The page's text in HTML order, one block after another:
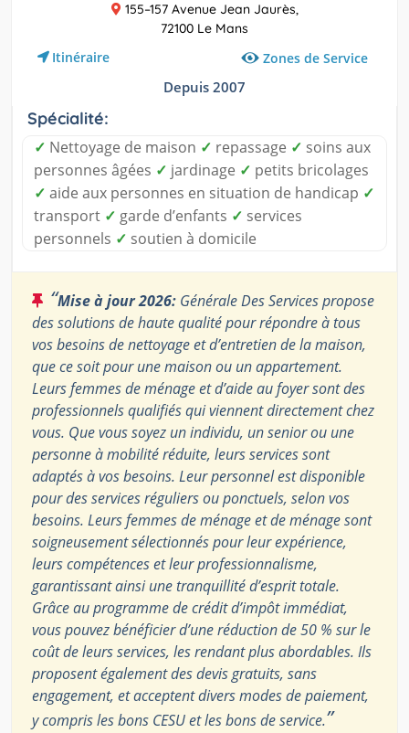
155–157 Avenue Jean Jaurès,
72100 Le Mans
Itinéraire Zones de Service
Depuis 2007
Spécialité:
✓ Nettoyage de maison ✓ repassage ✓ soins aux
personnes âgées ✓ jardinage ✓ petits bricolages
✓ aide aux personnes en situation de handicap ✓
transport ✓ garde d’enfants ✓ services
personnels ✓ soutien à domicile
“Mise à jour 2026: Générale Des Services propose
des solutions de haute qualité pour répondre à tous
vos besoins de nettoyage et d’entretien de la maison,
que ce soit pour une maison ou un appartement.
Leurs femmes de ménage et d’aide au foyer sont des
professionnels qualifiés qui viennent directement chez
vous. Que vous soyez un individu, un senior ou une
personne à mobilité réduite, leurs services sont
adaptés à vos besoins. Leur personnel est disponible
pour des services réguliers ou ponctuels, selon vos
besoins. Leurs femmes de ménage et de ménage sont
soigneusement sélectionnés pour leur expérience,
leurs compétences et leur professionnalisme,
garantissant ainsi une tranquillité d’esprit totale.
Grâce au programme de crédit d’impôt immédiat,
vous pouvez bénéficier d’une réduction de 50 % sur le
coût de leurs services, les rendant plus abordables. Ils
proposent également des devis gratuits, sans
engagement, et acceptent divers modes de paiement,
y compris les bons CESU et les bons de service.”